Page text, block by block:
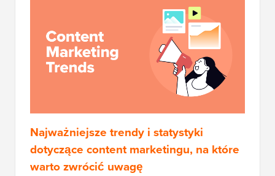
Najważniejsze trendy i statystyki
dotyczące content marketingu, na które
warto zwrócić uwagę